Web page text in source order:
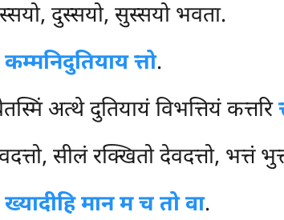
दुस्सयो, सुस्सयो भवता.
कम्मनिदुतियाय त्तो.
अत्थे दुतियायं विभत्तियं कत्तरि
सीलं रक्खितो देवदत्तो, भत्तं
ख्यादीहि मान म च तो वा.